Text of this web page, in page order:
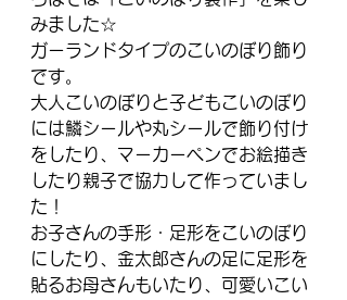
みました☆
ガーランドタイプのこいのぼり飾り
です。
大人こいのぼりと子どもこいのぼり
には鱗シールや丸シールで飾り付け
をしたり、マーカーペンでお絵描き
したり親子で協力して作っていまし
た！
お子さんの手形・足形をこいのぼり
にしたり、金太郎さんの足に足形を
貼るお母さんもいたり、可愛いこい